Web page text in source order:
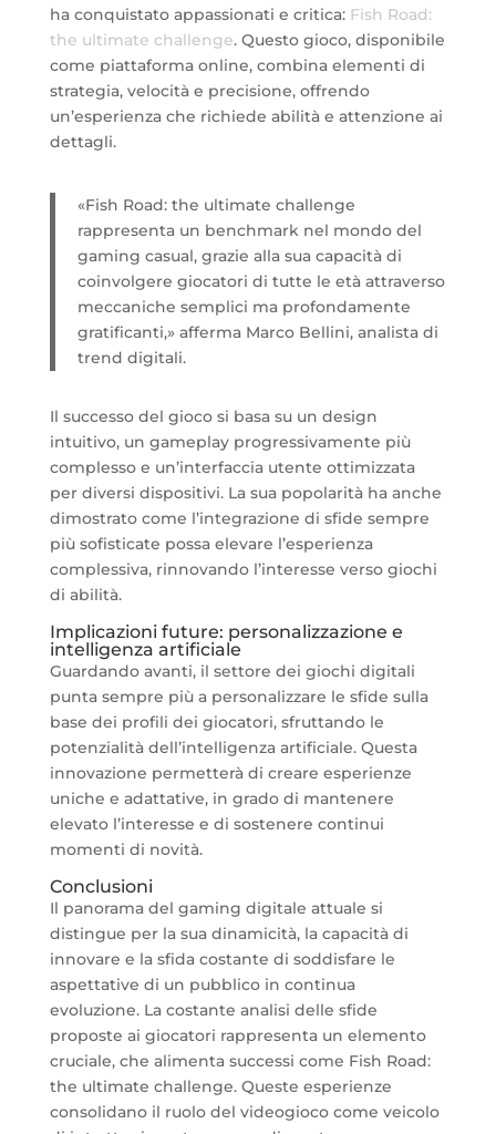
ha conquistato appassionati e critica: Fish Road:
the ultimate challenge. Questo gioco, disponibile
come piattaforma online, combina elementi di
strategia, velocità e precisione, offrendo
un’esperienza che richiede abilità e attenzione ai
dettagli.
«Fish Road: the ultimate challenge
rappresenta un benchmark nel mondo del
gaming casual, grazie alla sua capacità di
coinvolgere giocatori di tutte le età attraverso
meccaniche semplici ma profondamente
gratificanti,» afferma Marco Bellini, analista di
trend digitali.
Il successo del gioco si basa su un design
intuitivo, un gameplay progressivamente più
complesso e un’interfaccia utente ottimizzata
per diversi dispositivi. La sua popolarità ha anche
dimostrato come l’integrazione di sfide sempre
più sofisticate possa elevare l’esperienza
complessiva, rinnovando l’interesse verso giochi
di abilità.
Implicazioni future: personalizzazione e
intelligenza artificiale
Guardando avanti, il settore dei giochi digitali
punta sempre più a personalizzare le sfide sulla
base dei profili dei giocatori, sfruttando le
potenzialità dell’intelligenza artificiale. Questa
innovazione permetterà di creare esperienze
uniche e adattative, in grado di mantenere
elevato l’interesse e di sostenere continui
momenti di novità.
Conclusioni
Il panorama del gaming digitale attuale si
distingue per la sua dinamicità, la capacità di
innovare e la sfida costante di soddisfare le
aspettative di un pubblico in continua
evoluzione. La costante analisi delle sfide
proposte ai giocatori rappresenta un elemento
cruciale, che alimenta successi come Fish Road:
the ultimate challenge. Queste esperienze
consolidano il ruolo del videogioco come veicolo